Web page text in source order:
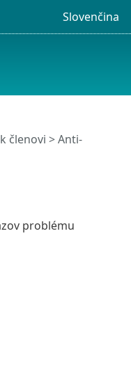
Slovenčina
členovi >Anti-
problému